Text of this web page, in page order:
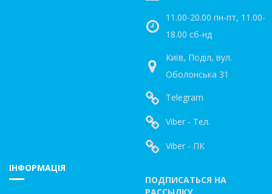
11.00-20.00 пн-пт, 11.00-
18.00 сб-нд
Київ, Поділ, вул.
Оболонська 31
Telegram
Viber - Тел.
Viber - ПК
ІНФОРМАЦІЯ
ПОДПИСАТЬСЯ НА